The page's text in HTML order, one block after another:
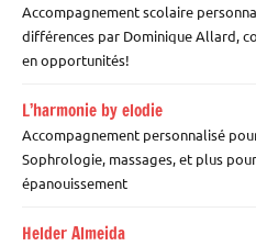
Accompagnement scolaire
différences par Dominique Allard,
en opportunités!
L’harmonie by elodie
Accompagnement personnalisé
Sophrologie, massages, et plus
épanouissement
Helder Almeida